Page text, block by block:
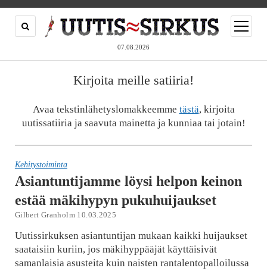
07.08.2026
open
menu
Kirjoita meille satiiria!
Avaa tekstinlähetyslomakkeemme tästä, kirjoita
uutissatiiria ja saavuta mainetta ja kunniaa tai jotain!
Kehitystoiminta
Asiantuntijamme löysi helpon keinon
estää mäkihypyn pukuhuijaukset
Gilbert Granholm 10.03.2025
Uutissirkuksen asiantuntijan mukaan kaikki huijaukset
saataisiin kuriin, jos mäkihyppääjät käyttäisivät
samanlaisia asusteita kuin naisten rantalentopalloilussa